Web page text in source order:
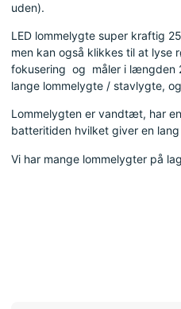
uden).
LED lommelygte super kraftig
men kan også klikkes til at lyse
fokusering og måler i længden
lange lommelygte / stavlygte,
Lommelygten er vandtæt, har
batteritiden hvilket giver en
Vi har mange lommelygter på